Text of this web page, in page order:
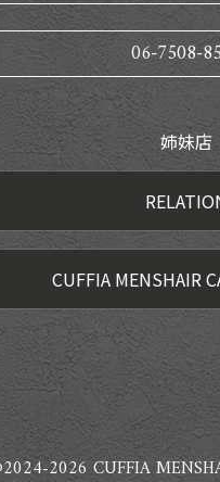
06-7508-
姉妹店
CUFFIA MENSHAIR
2026 CUFFIA